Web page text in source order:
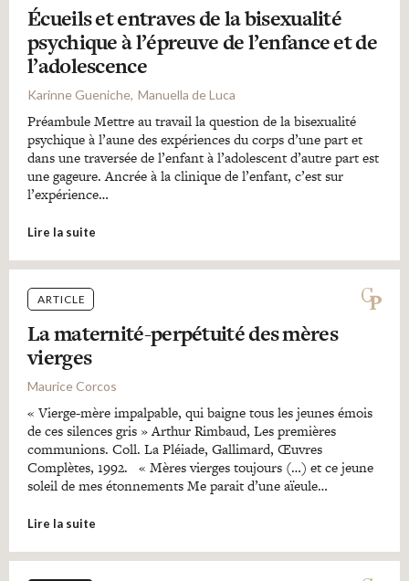
Écueils et entraves de la bisexualité
psychique à l’épreuve de l’enfance et de
l’adolescence
Karinne Gueniche Manuella de Luca
Préambule Mettre au travail la question de la bisexualité
psychique à l’aune des expériences du corps d’une part et
dans une traversée de l’enfant à l’adolescent d’autre part est
une gageure. Ancrée à la clinique de l’enfant, c’est sur
l’expérience…
Lire la suite
ARTICLE
La maternité-perpétuité des mères
vierges
Maurice Corcos
« Vierge-mère impalpable, qui baigne tous les jeunes émois
de ces silences gris » Arthur Rimbaud, Les premières
communions. Coll. La Pléiade, Gallimard, Œuvres
Complètes, 1992. « Mères vierges toujours (…) et ce jeune
soleil de mes étonnements Me parait d’une aïeule…
Lire la suite